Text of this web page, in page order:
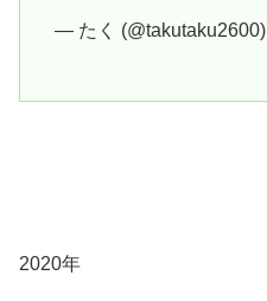
— たく (@takutaku2600)
2020年